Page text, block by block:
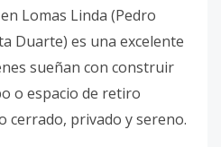
Lomas Linda (Pedro
Duarte) es una excelente
sueñan con construir
o espacio de retiro
cerrado, privado y sereno.